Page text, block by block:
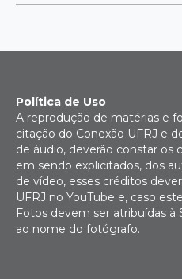
Política de Uso
A reprodução de matérias e
citação do Conexão UFRJ e
de áudio, deverão constar os
em sendo explicitados, dos
de vídeo, esses créditos
UFRJ no YouTube e, caso
Fotos devem ser atribuídas à
ao nome do fotógrafo.